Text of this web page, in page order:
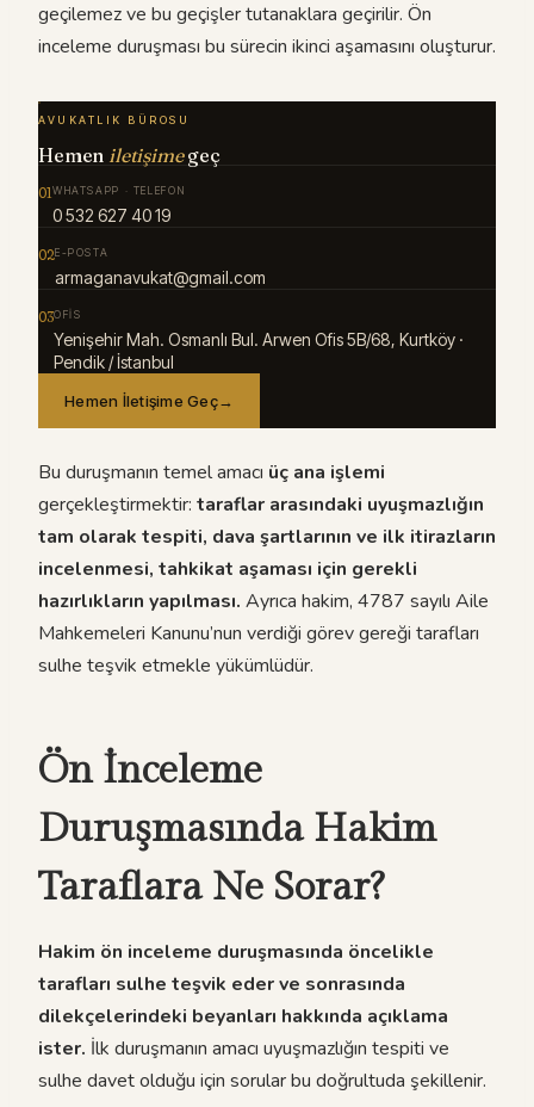
geçilemez ve bu geçişler tutanaklara geçirilir. Ön
inceleme duruşması bu sürecin ikinci aşamasını oluşturur.
AVUKATLIK BÜROSU
Hemen iletişimegeç
01WHATSAPP · TELEFON
0 532 627 40 19
02E-POSTA
armaganavukat@gmail.com
03OFIS
Yenişehir Mah. Osmanlı Bul. Arwen Ofis 5B/68, Kurtköy ·
Pendik / İstanbul
Hemen İletişime Geç→
Bu duruşmanın temel amacı üç ana işlemi
gerçekleştirmektir: taraflar arasındaki uyuşmazlığın
tam olarak tespiti, dava şartlarının ve ilk itirazların
incelenmesi, tahkikat aşaması için gerekli
hazırlıkların yapılması. Ayrıca hakim, 4787 sayılı Aile
Mahkemeleri Kanunu’nun verdiği görev gereği tarafları
sulhe teşvik etmekle yükümlüdür.
Ön İnceleme
Duruşmasında Hakim
Taraflara Ne Sorar?
Hakim ön inceleme duruşmasında öncelikle
tarafları sulhe teşvik eder ve sonrasında
dilekçelerindeki beyanları hakkında açıklama
ister. İlk duruşmanın amacı uyuşmazlığın tespiti ve
sulhe davet olduğu için sorular bu doğrultuda şekillenir.